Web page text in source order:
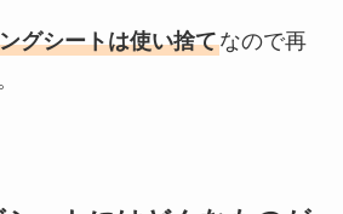
グシートは使い捨てなので再